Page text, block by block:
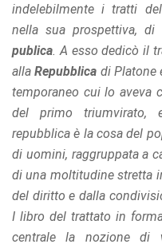
indelebilmente i tratti
nella sua prospettiva,
publica . A esso dedicò il
allaRepubblica di Platone
temporaneo cui lo aveva
del primo triumvirato,
repubblica è la cosa del
di uomini, raggruppata a
di una moltitudine stretta
del diritto e dalla
I libro del trattato in
centrale la nozione di